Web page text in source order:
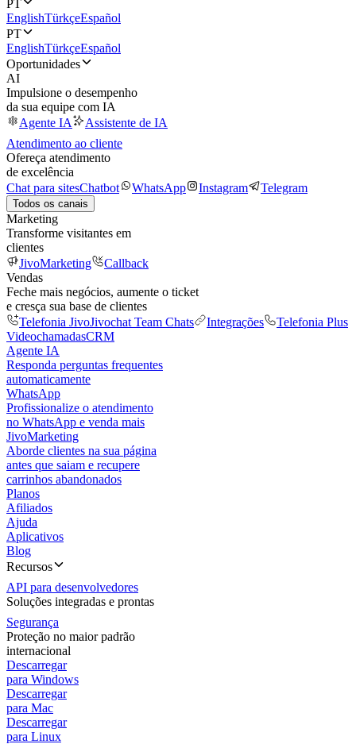
PT
EnglishTürkçeEspañol
PT
EnglishTürkçeEspañol
Oportunidades
AI
Impulsione o desempenho
da sua equipe com IA
Agente IA
Assistente de IA
Atendimento ao cliente
Ofereça atendimento
de excelência
Chat para sitesChatbot WhatsApp Instagram Telegram
Todos os canais
Marketing
Transforme visitantes em
clientes
JivoMarketing
Callback
Vendas
Feche mais negócios, aumente o ticket
e cresça sua base de clientes
Telefonia JivoJivochat Team Chats Integrações
Telefonia Plus
VideochamadasCRM
Agente IA
Responda perguntas frequentes
automaticamente
WhatsApp
Profissionalize o atendimento
no WhatsApp e venda mais
JivoMarketing
Aborde clientes na sua página
antes que saiam e recupere
carrinhos abandonados
Planos
Afiliados
Ajuda
Aplicativos
Blog
Recursos
API para desenvolvedores
Soluções integradas e prontas
Segurança
Proteção no maior padrão
internacional
Descarregar
para Windows
Descarregar
para Mac
Descarregar
para Linux